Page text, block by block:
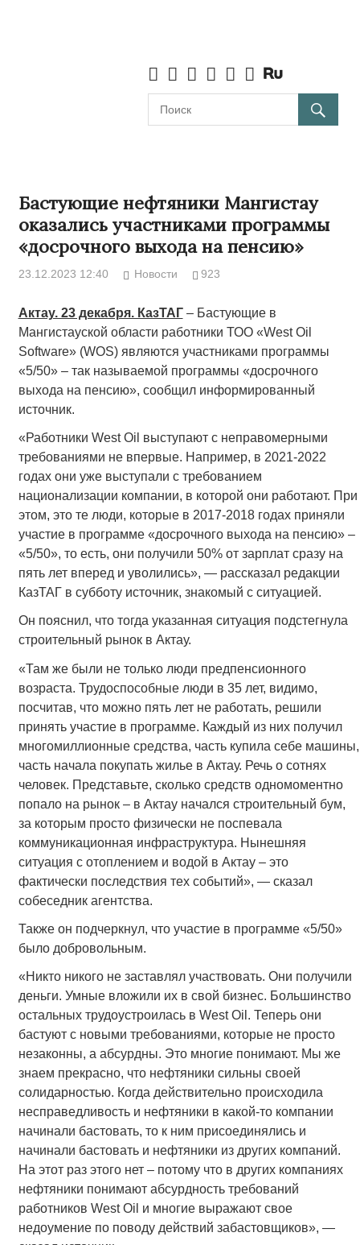
Бастующие нефтяники Мангистау
оказались участниками программы
«досрочного выхода на пенсию»
23.12.2023 12:40 Новости 923
Актау. 23 декабря. КазТАГ– Бастующие в
Мангистауской области работники ТОО «West Oil
Software» (WOS) являются участниками программы
«5/50» – так называемой программы «досрочного
выхода на пенсию», сообщил информированный
источник.
«Работники West Oil выступают с неправомерными
требованиями не впервые. Например, в 2021-2022
годах они уже выступали с требованием
национализации компании, в которой они работают. При
этом, это те люди, которые в 2017-2018 годах приняли
участие в программе «досрочного выхода на пенсию» –
«5/50», то есть, они получили 50% от зарплат сразу на
пять лет вперед и уволились», — рассказал редакции
КазТАГ в субботу источник, знакомый с ситуацией.
Он пояснил, что тогда указанная ситуация подстегнула
строительный рынок в Актау.
«Там же были не только люди предпенсионного
возраста. Трудоспособные люди в 35 лет, видимо,
посчитав, что можно пять лет не работать, решили
принять участие в программе. Каждый из них получил
многомиллионные средства, часть купила себе машины,
часть начала покупать жилье в Актау. Речь о сотнях
человек. Представьте, сколько средств одномоментно
попало на рынок – в Актау начался строительный бум,
за которым просто физически не поспевала
коммуникационная инфраструктура. Нынешняя
ситуация с отоплением и водой в Актау – это
фактически последствия тех событий», — сказал
собеседник агентства.
Также он подчеркнул, что участие в программе «5/50»
было добровольным.
«Никто никого не заставлял участвовать. Они получили
деньги. Умные вложили их в свой бизнес. Большинство
остальных трудоустроилась в West Oil. Теперь они
бастуют с новыми требованиями, которые не просто
незаконны, а абсурдны. Это многие понимают. Мы же
знаем прекрасно, что нефтяники сильны своей
солидарностью. Когда действительно происходила
несправедливость и нефтяники в какой-то компании
начинали бастовать, то к ним присоединялись и
начинали бастовать и нефтяники из других компаний.
На этот раз этого нет – потому что в других компаниях
нефтяники понимают абсурдность требований
работников West Oil и многие выражают свое
недоумение по поводу действий забастовщиков», —